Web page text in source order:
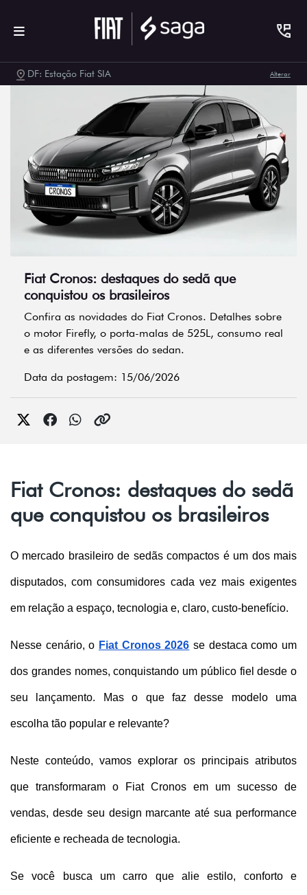
DF: Estação Fiat SIA Alterar
Fiat Cronos: destaques do sedã que
conquistou os brasileiros
Confira as novidades do Fiat Cronos. Detalhes sobre
o motor Firefly, o porta-malas de 525L, consumo real
e as diferentes versões do sedan.
Data da postagem: 15/06/2026
Fiat Cronos: destaques do sedã
que conquistou os brasileiros
O mercado brasileiro de sedãs compactos é um dos mais
disputados, com consumidores cada vez mais exigentes
em relação a espaço, tecnologia e, claro, custo-benefício.
Nesse cenário, o Fiat Cronos 2026 se destaca como um
dos grandes nomes, conquistando um público fiel desde o
seu lançamento. Mas o que faz desse modelo uma
escolha tão popular e relevante?
Neste conteúdo, vamos explorar os principais atributos
que transformaram o Fiat Cronos em um sucesso de
vendas, desde seu design marcante até sua performance
eficiente e recheada de tecnologia.
Se você busca um carro que alie estilo, conforto e